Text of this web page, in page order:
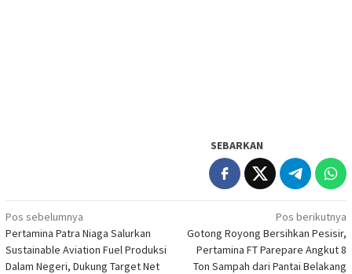
SEBARKAN
Navigasi
pos
Pos sebelumnya
Pertamina Patra Niaga Salurkan
Sustainable Aviation Fuel Produksi
Dalam Negeri, Dukung Target Net
Pos berikutnya
Gotong Royong Bersihkan Pesisir,
Pertamina FT Parepare Angkut 8
Ton Sampah dari Pantai Belakang